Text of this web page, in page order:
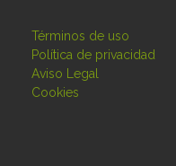
Términos de uso
Política de privacidad
Aviso Legal
Cookies